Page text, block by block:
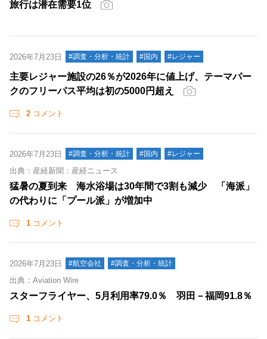
旅行は潜在需要1位
2026年7月23日 #調査・分析・統計 #国内 #レジャー
主要レジャー施設の26％が2026年に値上げ、テーマパー
クのフリーパス平均は初の5000円超え
2 コメント
2026年7月23日 #調査・分析・統計 #国内 #レジャー
出典：産経新聞：産経ニュース
猛暑の夏到来 海水浴場は30年間で3割も減少 「海派」
の代わりに「プール派」が増加中
1 コメント
2026年7月23日 #航空会社 #調査・分析・統計
出典：Aviation Wire
スターフライヤー、5月利用率79.0％ 羽田－福岡91.8％
1 コメント